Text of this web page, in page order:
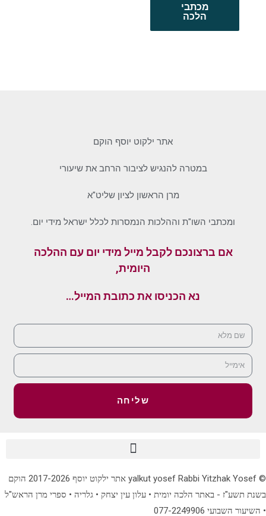
מכתבי
הלכה
אתר ילקוט יוסף הוקם
במטרה להנגיש לציבור הרחב את שיעורי
מרן הראשון לציון שליט"א
ומכתבי השו"ת וההלכות הנמסרות לכלל ישראל מידי יום.
אם ברצונכם לקבל מייל מידי יום עם ההלכה
היומית,
נא הכניסו את כתובת המייל…
שליחה
© yalkut yosef Rabbi Yitzhak Yosef אתר ילקוט יוסף 2017-2026 הוקם
בשנת תשע"ז - באתר הלכה יומית • עלון עין יצחק • גלריה • ספרי מרן הראש"ל
• השיעור השבועי 077-2249906